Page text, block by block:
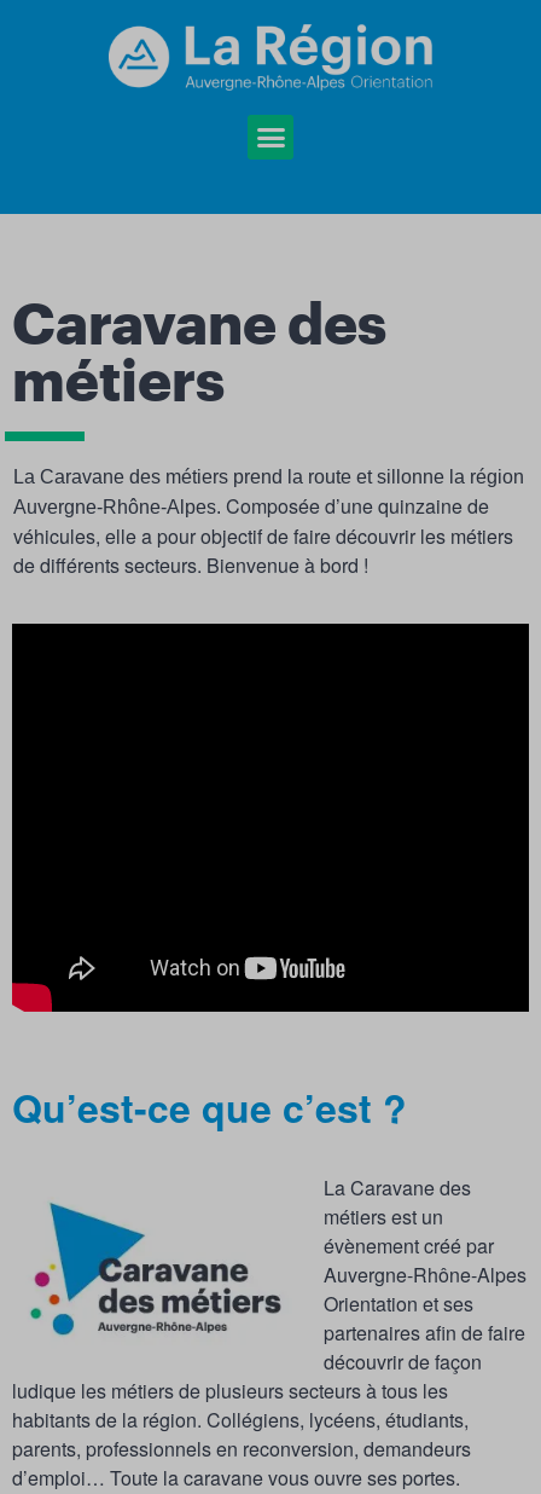
Caravane des
métiers
La Caravane des métiers prend la route et sillonne la région
Auvergne-Rhône-Alpes. Composée d’une quinzaine de
véhicules, elle a pour objectif de faire découvrir les métiers
de différents secteurs. Bienvenue à bord !
Qu’est-ce que c’est ?
La Caravane des
métiers est un
évènement créé par
Auvergne-Rhône-Alpes
Orientation et ses
partenaires afin de faire
découvrir de façon
ludique les métiers de plusieurs secteurs à tous les
habitants de la région. Collégiens, lycéens, étudiants,
parents, professionnels en reconversion, demandeurs
d’emploi… Toute la caravane vous ouvre ses portes.